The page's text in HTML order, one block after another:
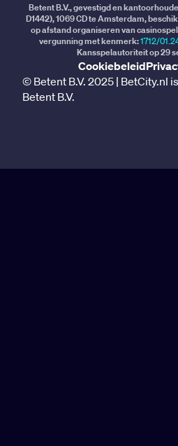
Betent B.V., gevestigd en
D1442), 1069 CD te Amsterdam,
op afstand organiseren van
vergunning met kenmerk:1712/
Kansspelautoriteit op 29
Cookiebeleid
© Betent B.V. 2025 | BetCity.nl
Betent B.V.